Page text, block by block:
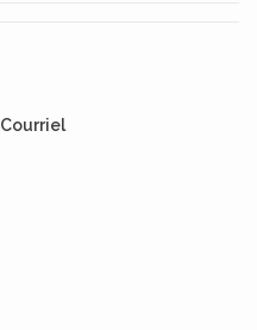
Courriel